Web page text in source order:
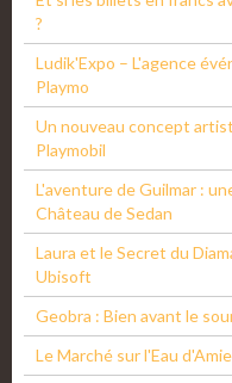
?
Ludik'Expo – L'agence
Playmo
Un nouveau concept
Playmobil
L'aventure de Guilmar :
Château de Sedan
Laura et le Secret du
Ubisoft
Geobra : Bien avant le
Le Marché sur l'Eau